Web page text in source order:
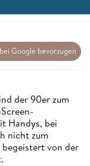
Google bevorzugen
der 90er zum
Handys, bei
nicht zum
von der